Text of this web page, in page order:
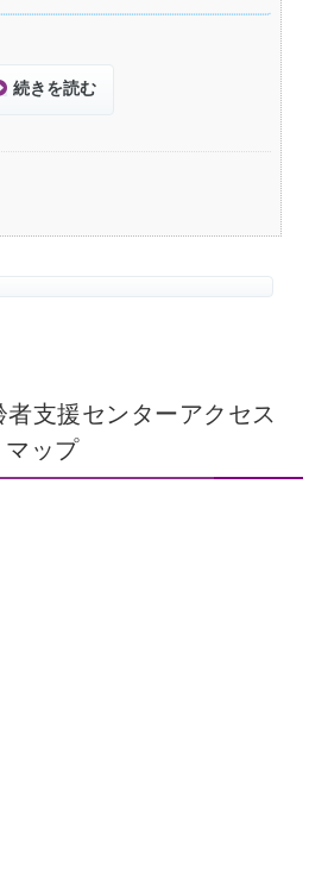
続きを読む
支援センターアクセス
マップ